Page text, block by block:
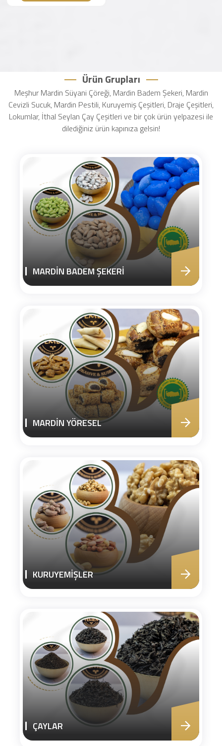
Ürün Grupları
Meşhur Mardin Süyani Çöreği, Mardin Badem Şekeri, Mardin
Cevizli Sucuk, Mardin Pestili, Kuruyemiş Çeşitleri, Draje Çeşitleri,
Lokumlar, İthal Seylan Çay Çeşitleri ve bir çok ürün yelpazesi ile
dilediğiniz ürün kapınıza gelsin!
MARDİN BADEM ŞEKERİ
MARDİN YÖRESEL
KURUYEMİŞLER
ÇAYLAR